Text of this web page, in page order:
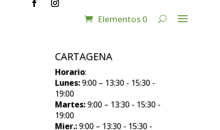
Elementos 0
CARTAGENA
Horario:
Lunes:9:00 – 13:30 - 15:30 -
19:00
Martes:9:00 – 13:30 - 15:30 -
19:00
Mier.:9:00 – 13:30 - 15:30 -